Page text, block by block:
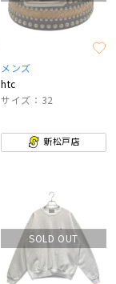
メンズ
htc
サイズ：32
新松戸店
SOLD OUT